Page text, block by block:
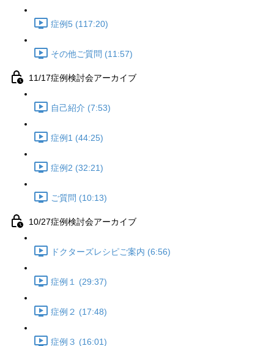
症例5 (117:20)
その他ご質問 (11:57)
11/17症例検討会アーカイブ
自己紹介 (7:53)
症例1 (44:25)
症例2 (32:21)
ご質問 (10:13)
10/27症例検討会アーカイブ
ドクターズレシピご案内 (6:56)
症例１ (29:37)
症例２ (17:48)
症例３ (16:01)